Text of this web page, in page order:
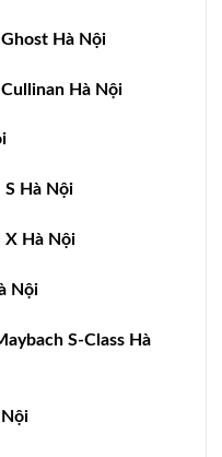
Ghost Hà Nội
Cullinan Hà Nội
S Hà Nội
X Hà Nội
Nội
S-Class Hà